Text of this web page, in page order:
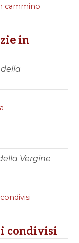
cammino
in
Vergine
condivisi